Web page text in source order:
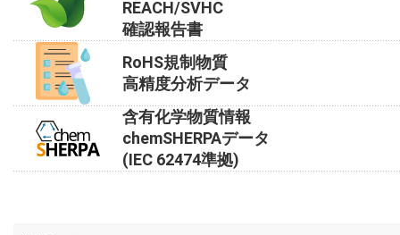
REACH/SVHC
確認報告書
RoHS規制物質
高精度分析データ
含有化学物質情報
chemSHERPAデータ
(IEC 62474準拠)